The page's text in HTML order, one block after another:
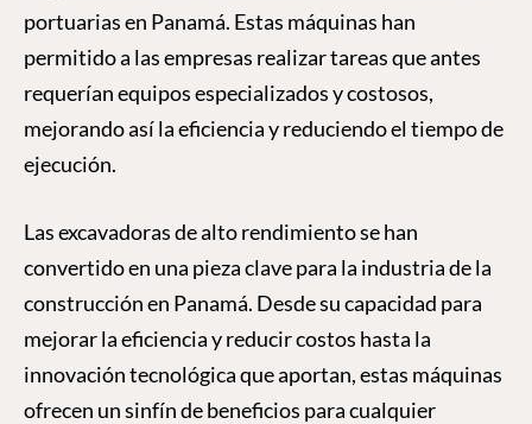
portuarias en Panamá. Estas máquinas han
permitido a las empresas realizar tareas que antes
requerían equipos especializados y costosos,
mejorando así la eficiencia y reduciendo el tiempo de
ejecución.
Las excavadoras de alto rendimiento se han
convertido en una pieza clave para la industria de la
construcción en Panamá. Desde su capacidad para
mejorar la eficiencia y reducir costos hasta la
innovación tecnológica que aportan, estas máquinas
ofrecen un sinfín de beneficios para cualquier